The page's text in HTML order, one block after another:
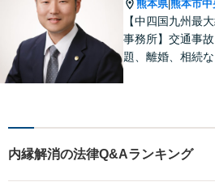
熊本県|熊本市中
【中四国九州最
事務所】交通事
題、離婚、相続な
い！
内縁解消の法律Q&Aランキング